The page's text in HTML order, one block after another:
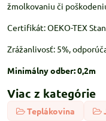
žmolkovaniu či
Certifikát: OEKO-TEX
Zrážanlivosť: 5%,
Minimálny odber: 0,2m
Viac z kategórie
Teplákovina